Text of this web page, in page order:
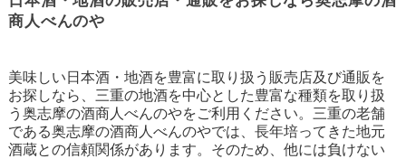
商人べんのや
美味しい日本酒・地酒を豊富に取り扱う販売店及び通販を
お探しなら、三重の地酒を中心とした豊富な種類を取り扱
う奥志摩の酒商人べんのやをご利用ください。三重の老舗
である奥志摩の酒商人べんのやでは、長年培ってきた地元
酒蔵との信頼関係があります。そのため、他には負けない